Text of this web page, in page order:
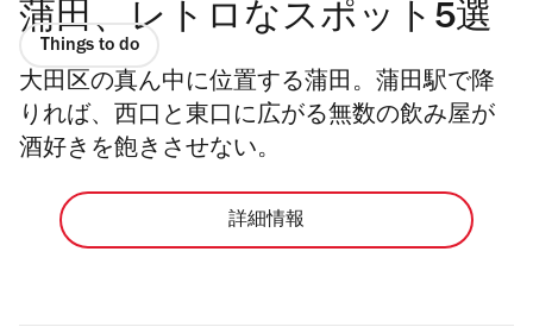
蒲田、レトロなスポット5選
Things to do
大田区の真ん中に位置する蒲田。蒲田駅で降
りれば、西口と東口に広がる無数の飲み屋が
酒好きを飽きさせない。
詳細情報